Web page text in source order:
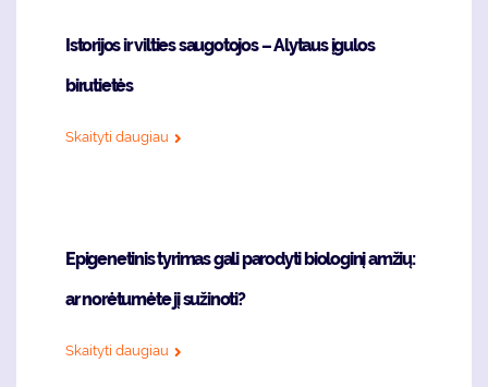
Istorijos ir vilties saugotojos – Alytaus įgulos
birutietės
Skaityti daugiau
Epigenetinis tyrimas gali parodyti biologinį amžių:
ar norėtumėte jį sužinoti?
Skaityti daugiau